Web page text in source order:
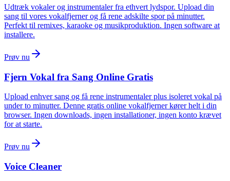
Udtræk vokaler og instrumentaler fra ethvert lydspor. Upload din
sang til vores vokalfjerner og få rene adskilte spor på minutter.
Perfekt til remixes, karaoke og musikproduktion. Ingen software at
installere.
Prøv nu
Fjern Vokal fra Sang Online Gratis
Upload enhver sang og få rene instrumentaler plus isoleret vokal på
under to minutter. Denne gratis online vokalfjerner kører helt i din
browser. Ingen downloads, ingen installationer, ingen konto krævet
for at starte.
Prøv nu
Voice Cleaner